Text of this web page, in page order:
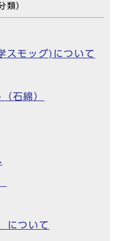
類）
スモッグ)について
石綿）
について